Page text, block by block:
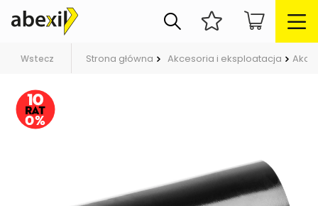
Wstecz Strona główna Akcesoria i eksploatacja